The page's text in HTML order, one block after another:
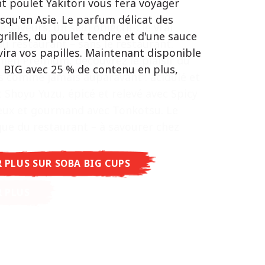
saveurs, un seul objectif : le vrai
restaurant – sans le restaurant.
Premium, découvrez le plaisir du
comme jamais auparavant : acidulé et
Yuzu, épicé et relevé avec Spicy
du restaurant – à savourer chez
poulet Yakitori vous fera voyager
Asie. Le parfum délicat des
du poulet tendre et d'une sauce
vos papilles. Maintenant disponible
avec 25 % de contenu en plus,
PLUS SUR SOBA BIG CUPS
synonyme d'équilibre parfait et
caramélisé combinée aux arômes
cette soupe une expérience gustative
PLUS SUR NISSIN RAMEN